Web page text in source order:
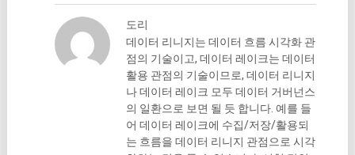
도리
데이터 리니지는 데이터 흐름 시각화 관
점의 기술이고, 데이터 레이크는 데이터
활용 관점의 기술이므로, 데이터 리니지
나 데이터 레이크 모두 데이터 거버넌스
의 일환으로 보면 될 듯 합니다. 예를 들
어 데이터 레이크에 수집/저장/활용되
는 흐름을 데이터 리니지 관점으로 시각